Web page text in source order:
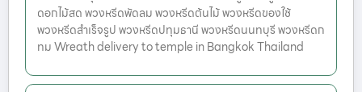
ดอกไม้สด พวงหรีดพัดลม พวงหรีดต้นไม้ พวงหรีดของใช้
พวงหรีดสำเร็จรูป พวงหรีดปทุมธานี พวงหรีดนนทบุรี พวงหรีดก
ทม Wreath delivery to temple in Bangkok Thailand